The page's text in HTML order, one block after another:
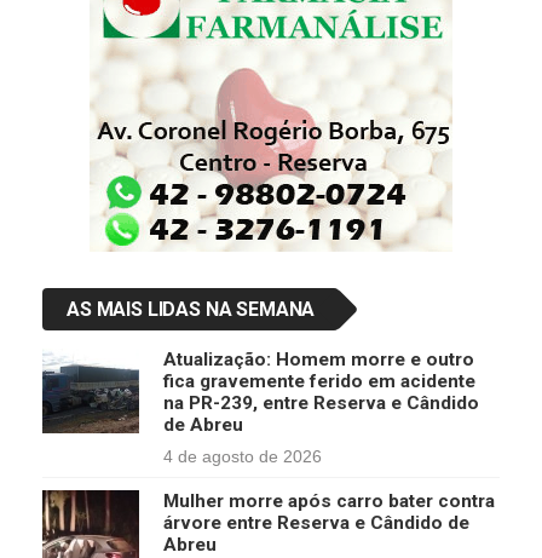
AS MAIS LIDAS NA SEMANA
Atualização: Homem morre e outro
fica gravemente ferido em acidente
na PR-239, entre Reserva e Cândido
de Abreu
4 de agosto de 2026
Mulher morre após carro bater contra
árvore entre Reserva e Cândido de
Abreu